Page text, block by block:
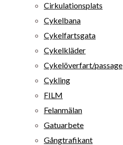
Cirkulationsplats
Cykelbana
Cykelfartsgata
Cykelkläder
Cykelöverfart/passage
Cykling
FILM
Felanmälan
Gatuarbete
Gångtrafikant